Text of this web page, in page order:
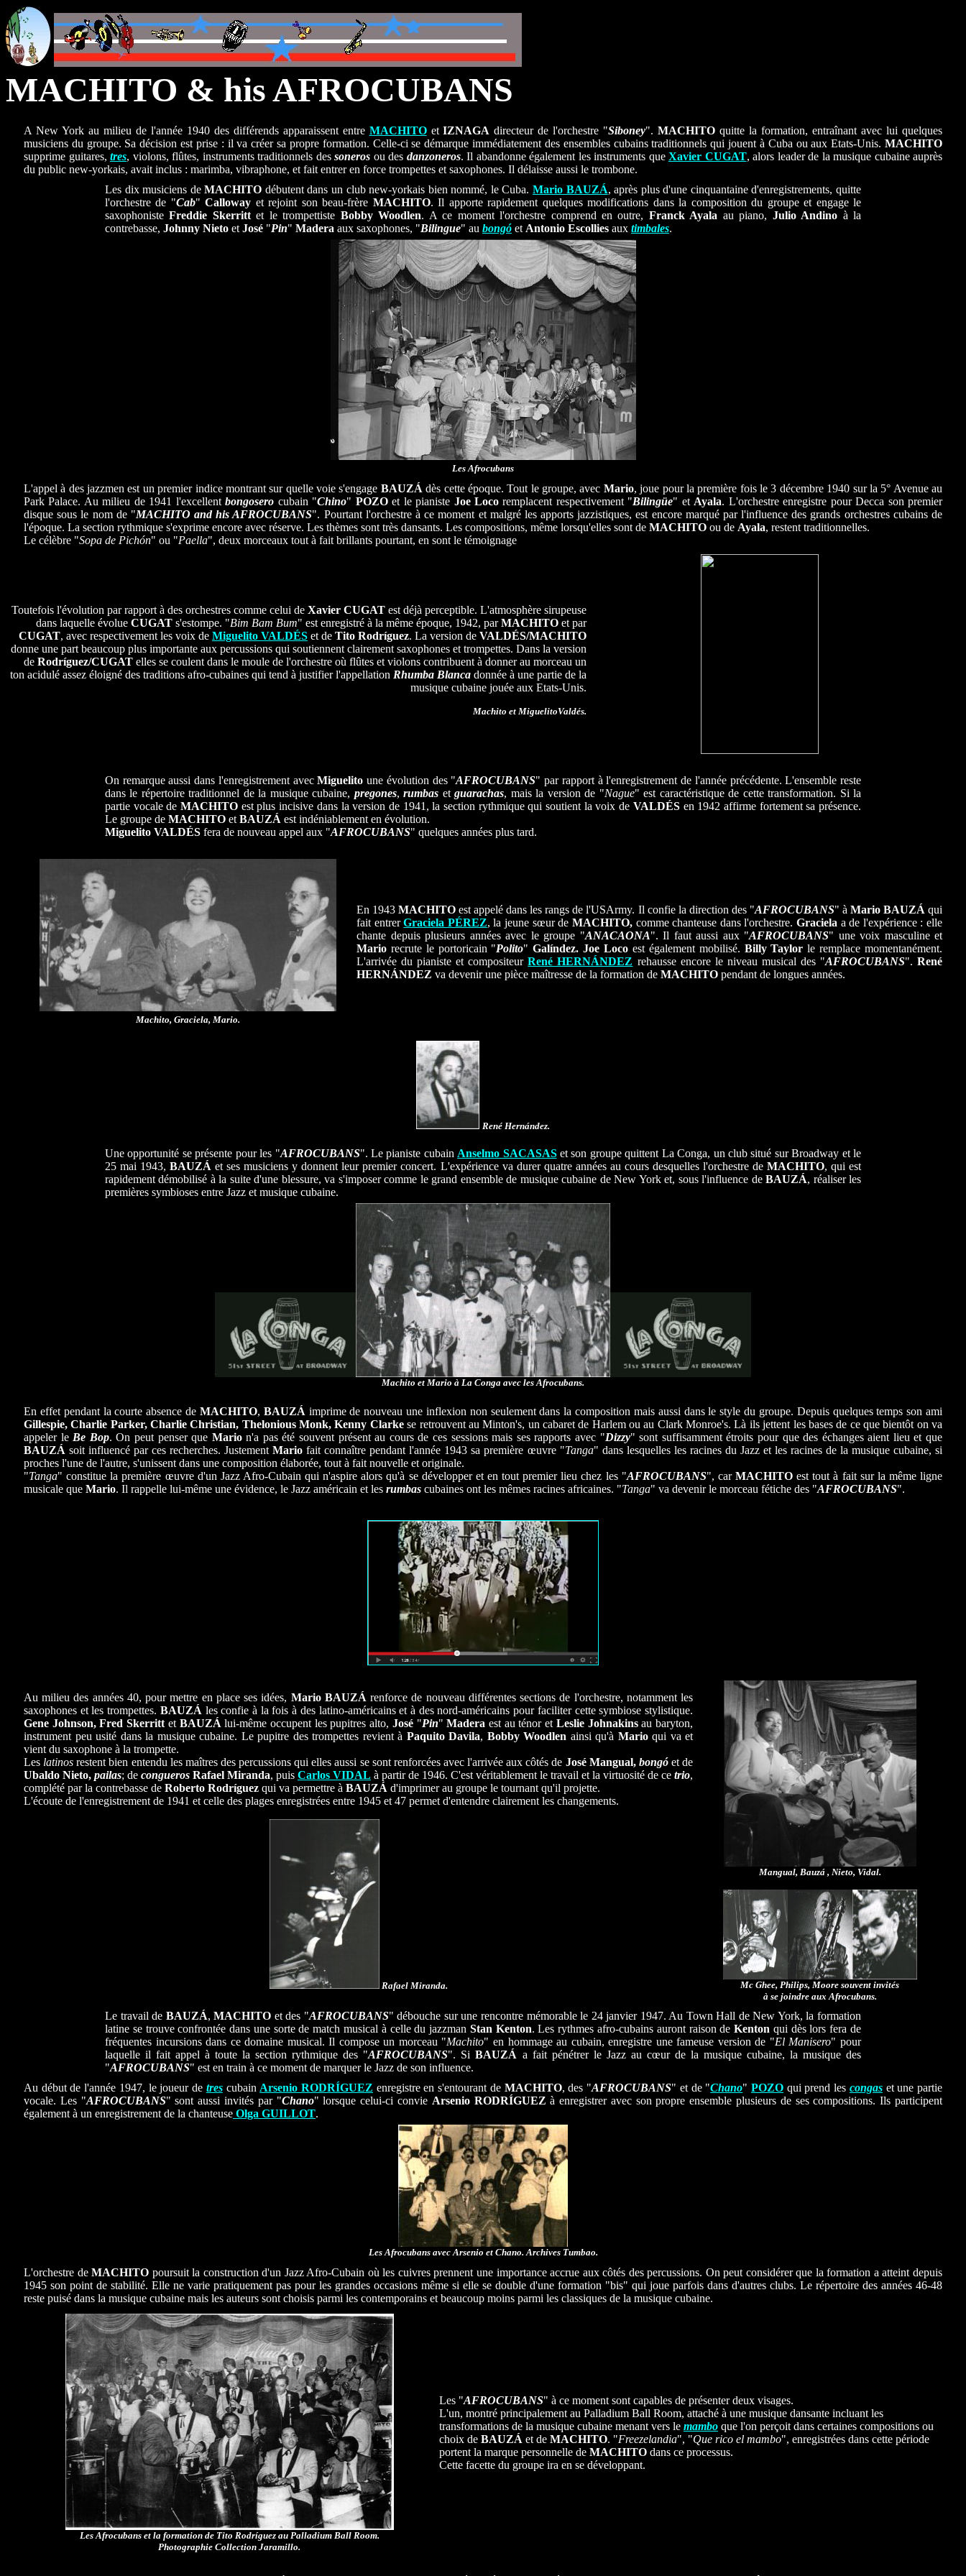
MACHITO & his AFROCUBANS
A New York au milieu de l'année 1940 des différends apparaissent entre MACHITOetIZNAGA directeur de l'orchestre "Siboney".MACHITO quitte la formation, entraînant avec lui quelques
musiciens du groupe. Sa décision est prise : il va créer sa propre formation. Celle-ci se démarque immédiatement des ensembles cubains traditionnels qui jouent à Cuba ou aux Etats-Unis. MACHITO
supprime guitares, tres, violons, flûtes, instruments traditionnels des soneros ou des danzoneros. Il abandonne également les instruments que Xavier CUGAT, alors leader de la musique cubaine auprès
du public new-yorkais, avait inclus : marimba, vibraphone, et fait entrer en force trompettes et saxophones. Il délaisse aussi le trombone.
Les dix musiciens deMACHITO débutent dans un club new-yorkais bien nommé, le Cuba.Mario BAUZÁ, après plus d'une cinquantaine d'enregistrements, quitte
l'orchestre de "Cab"Calloway et rejoint son beau-frère MACHITO. Il apporte rapidement quelques modifications dans la composition du groupe et engage le
saxophonisteFreddie Skerrittet le trompettiste Bobby Woodlen. A ce moment l'orchestre comprend en outre, Franck Ayala au piano, Julio Andino à la
contrebasse, Johnny Nieto et José "Pin" Madera aux saxophones, "Bilingue" au bongó et Antonio Escollies aux timbales.
Les Afrocubans
L'appel à des jazzmen est un premier indice montrant sur quelle voie s'engage BAUZÁ dès cette époque. Tout le groupe, avec Mario, joue pour la première fois le 3 décembre 1940 sur la 5° Avenue au
Park Palace. Au milieu de 1941 l'excellentbongosero cubain "Chino" POZOet le pianiste Joe Locoremplacent respectivement "Bilingüe" et Ayala. L'orchestre enregistre pour Decca son premier
disque sous le nom de "MACHITO and his AFROCUBANS". Pourtant l'orchestre à ce moment et malgré les apports jazzistiques, est encore marqué par l'influence des grands orchestres cubains de
l'époque. La section rythmique s'exprime encore avec réserve. Les thèmes sont très dansants. Les compositions, même lorsqu'elles sont de MACHITO ou de Ayala, restent traditionnelles.
Le célèbre "Sopa de Pichón" ou "Paella", deux morceaux tout à fait brillants pourtant, en sont le témoignage
Toutefois l'évolution par rapport à des orchestres comme celui de Xavier CUGAT est déjà perceptible. L'atmosphère sirupeuse
dans laquelle évolue CUGAT s'estompe. "Bim Bam Bum" est enregistré à la même époque, 1942, parMACHITO et par
CUGAT, avec respectivement les voix de Miguelito VALDÉS et de Tito Rodríguez. La version de VALDÉS/MACHITO
donne une part beaucoup plus importante aux percussions qui soutiennent clairement saxophones et trompettes. Dans la version
de Rodríguez/CUGAT elles se coulent dans le moule de l'orchestre où flûtes et violons contribuent à donner au morceau un
ton acidulé assez éloigné des traditions afro-cubaines qui tend à justifier l'appellation Rhumba Blanca donnée à une partie de la
musique cubaine jouée aux Etats-Unis.
Machito et MiguelitoValdés.
On remarque aussi dans l'enregistrement avecMiguelito une évolution des "AFROCUBANS" par rapport à l'enregistrement de l'année précédente. L'ensemble reste
dans le répertoire traditionnel de la musique cubaine, pregones,rumbas etguarachas, mais la version de "Nague" est caractéristique de cette transformation. Si la
partie vocale deMACHITO est plus incisive dans la version de 1941, la section rythmique qui soutient la voix de VALDÉSen 1942 affirme fortement sa présence.
Le groupe de MACHITO et BAUZÁ est indéniablement en évolution.
Miguelito VALDÉS fera de nouveau appel aux "AFROCUBANS" quelques années plus tard.
Machito, Graciela, Mario.
En 1943MACHITO est appelé dans les rangs de l'USArmy. Il confie la direction des "AFROCUBANS" à Mario BAUZÁ qui
fait entrerGraciela PÉREZ, la jeune sœur de MACHITO,comme chanteuse dans l'orchestre. Graciela a de l'expérience : elle
chante depuis plusieurs années avec le groupe "ANACAONA". Il faut aussi aux "AFROCUBANS" une voix masculine et
Mario recrute le portoricain "Polito"Galíndez. Joe Loco est également mobilisé. Billy Taylor le remplace momentanément.
L'arrivée du pianiste et compositeurRené HERNÁNDEZ rehausse encore le niveau musical des "AFROCUBANS".René
HERNÁNDEZ va devenir une pièce maîtresse de la formation de MACHITO pendant de longues années.
René Hernández.
Une opportunité se présente pour les "AFROCUBANS". Le pianiste cubain Anselmo SACASASet son groupe quittent La Conga, un club situé sur Broadway et le
25 mai 1943,BAUZÁ et ses musiciens y donnent leur premier concert. L'expérience va durer quatre années au cours desquelles l'orchestre de MACHITO, qui est
rapidement démobilisé à la suite d'une blessure, va s'imposer comme le grand ensemble de musique cubaine de New York et, sous l'influence deBAUZÁ, réaliser les
premières symbioses entre Jazz et musique cubaine.
Machito et Mario à La Conga avec les Afrocubans.
En effet pendant la courte absence de MACHITO, BAUZÁ imprime de nouveau une inflexion non seulement dans la composition mais aussi dans le style du groupe. Depuis quelques temps son ami
Gillespie, Charlie Parker, Charlie Christian, Thelonious Monk, Kenny Clarkese retrouvent au Minton's, un cabaret de Harlem ou au Clark Monroe's. Là ils jettent les bases de ce que bientôt on va
appeler le Be Bop. On peut penser que Marion'a pas été souvent présent au cours de ces sessions mais ses rapports avec "Dizzy" sont suffisamment étroits pour que des échanges aient lieu et que
BAUZÁ soit influencé par ces recherches. JustementMario fait connaître pendant l'année 1943 sa première œuvre "Tanga" dans lesquelles les racines du Jazz et les racines de la musique cubaine, si
proches l'une de l'autre, s'unissent dans une composition élaborée, tout à fait nouvelle et originale.
"Tanga" constitue la première œuvre d'un Jazz Afro-Cubain qui n'aspire alors qu'à se développer et en tout premier lieu chez les "AFROCUBANS", car MACHITOest tout à fait sur la même ligne
musicale que Mario. Il rappelle lui-même une évidence, le Jazz américain et les rumbas cubaines ont les mêmes racines africaines. "Tanga" va devenir le morceau fétiche des "AFROCUBANS".
Au milieu des années 40, pour mettre en place ses idées, Mario BAUZÁ renforce de nouveau différentes sections de l'orchestre, notamment les
saxophones et les trompettes. BAUZÁ les confie à la fois à des latino-américains et à des nord-américains pour faciliter cette symbiose stylistique.
Gene Johnson, Fred Skerritt et BAUZÁ lui-même occupent les pupitres alto, José "Pin" Madera est au ténor et Leslie Johnakinsau baryton,
instrument peu usité dans la musique cubaine. Le pupitre des trompettes revient à Paquito Davila, Bobby Woodlen ainsi qu'à Marioqui va et
vient du saxophone à la trompette.
Les latinos restent bien entendu les maîtres des percussions qui elles aussi se sont renforcées avec l'arrivée aux côtés de José Mangual, bongóet de
Ubaldo Nieto, pailas; de congueros Rafael Miranda, puis Carlos VIDAL à partir de 1946. C'est véritablement le travail et la virtuosité de ce trio,
complété par la contrebasse de Roberto Rodríguez qui va permettre à BAUZÁ d'imprimer au groupe le tournant qu'il projette.
L'écoute de l'enregistrement de 1941 et celle des plages enregistrées entre 1945 et 47 permet d'entendre clairement les changements.
Rafael Miranda.
Mangual, Bauzá , Nieto, Vidal.
Mc Ghee, Philips, Moore souvent invités
à se joindre aux Afrocubans.
Le travail de BAUZÁ,MACHITO et des "AFROCUBANS" débouche sur une rencontre mémorable le 24 janvier 1947. Au Town Hall de New York, la formation
latine se trouve confrontée dans une sorte de match musical à celle du jazzman Stan Kenton. Les rythmes afro-cubains auront raison deKenton qui dès lors fera de
fréquentes incursions dans ce domaine musical. Il compose un morceau "Machito" en hommage au cubain, enregistre une fameuse version de "El Manisero" pour
laquelle il fait appel à toute la section rythmique des "AFROCUBANS". SiBAUZÁ a fait pénétrer le Jazz au cœur de la musique cubaine, la musique des
"AFROCUBANS" est en train à ce moment de marquer le Jazz de son influence.
Au début de l'année 1947, le joueur de trescubain Arsenio RODRÍGUEZ enregistre en s'entourant de MACHITO, des "AFROCUBANS" et de "Chano" POZO qui prend les congaset une partie
vocale. Les "AFROCUBANS" sont aussi invités par "Chano" lorsque celui-ci convie Arsenio RODRÍGUEZ à enregistrer avec son propre ensemble plusieurs de ses compositions. Ils participent
également à un enregistrement de la chanteuse Olga GUILLOT.
Les Afrocubans avec Arsenio et Chano. Archives Tumbao.
L'orchestre deMACHITO poursuit la construction d'un Jazz Afro-Cubain où les cuivres prennent une importance accrue aux côtés des percussions. On peut considérer que la formation a atteint depuis
1945 son point de stabilité. Elle ne varie pratiquement pas pour les grandes occasions même si elle se double d'une formation "bis" qui joue parfois dans d'autres clubs. Le répertoire des années 46-48
reste puisé dans la musique cubaine mais les auteurs sont choisis parmi les contemporains et beaucoup moins parmi les classiques de la musique cubaine.
Les Afrocubans et la formation de Tito Rodríguez au Palladium Ball Room.
Photographie Collection Jaramillo.
Les "AFROCUBANS" à ce moment sont capables de présenter deux visages.
L'un, montré principalement au Palladium Ball Room, attaché à une musique dansante incluant les
transformations de la musique cubaine menant vers le mambo que l'on perçoit dans certaines compositions ou
choix de BAUZÁ et de MACHITO. "Freezelandia", "Que rico el mambo", enregistrées dans cette période
portent la marque personnelle de MACHITO dans ce processus.
Cette facette du groupe ira en se développant.